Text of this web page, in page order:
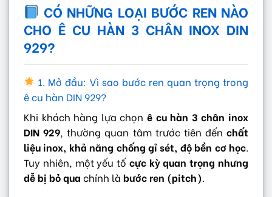
CÓ NHỮNG LOẠI BƯỚC REN NÀO
CHO Ê CU HÀN 3 CHÂN INOX DIN
929?
1. Mở đầu: Vì sao bước ren quan trọng trong
ê cu hàn DIN 929?
Khi khách hàng lựa chọn ê cu hàn 3 chân inox
DIN 929 , thường quan tâm trước tiên đến chất
liệu inox, khả năng chống gỉ sét, độ bền cơ học
Tuy nhiên, một yếu tố cực kỳ quan trọng nhưng
dễ bị bỏ qua chính là bước ren (pitch)